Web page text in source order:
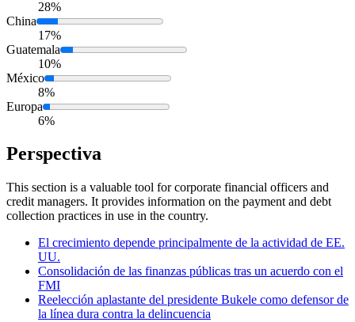
28%
China
17%
Guatemala
10%
México
8%
Europa
6%
Perspectiva
This section is a valuable tool for corporate financial officers and
credit managers. It provides information on the payment and debt
collection practices in use in the country.
El crecimiento depende principalmente de la actividad de EE.
UU.
Consolidación de las finanzas públicas tras un acuerdo con el
FMI
Reelección aplastante del presidente Bukele como defensor de
la línea dura contra la delincuencia